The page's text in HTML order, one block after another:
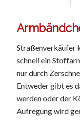
Straßenverkäufer
schnell ein
nur durch
Entweder gibt es
werden oder der
Aufregung wird